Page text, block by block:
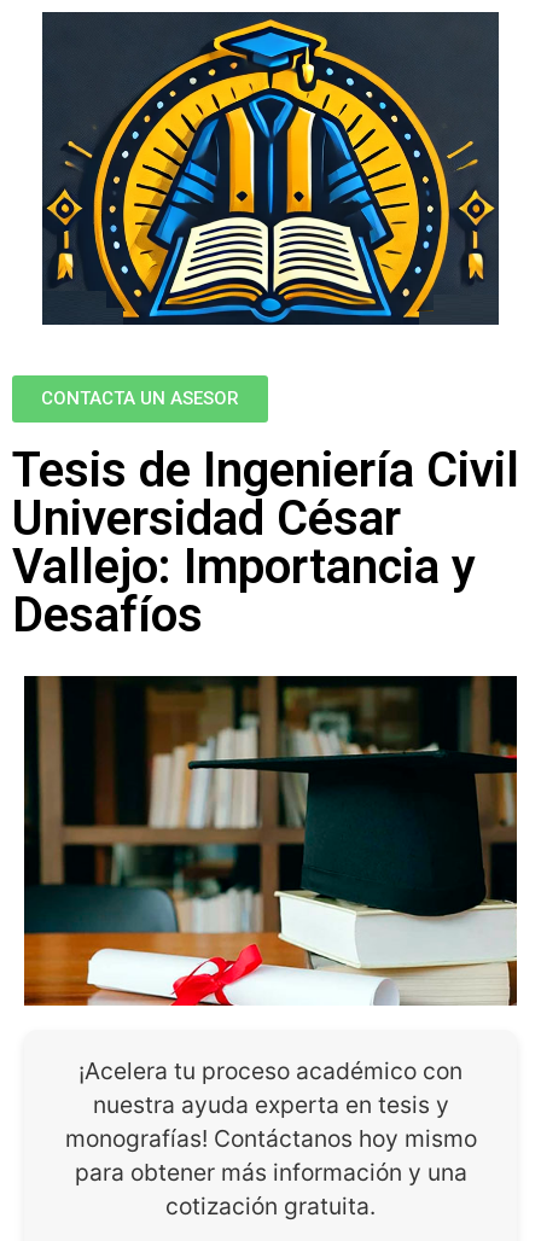
CONTACTA UN ASESOR
Tesis de Ingeniería Civil
Universidad César
Vallejo: Importancia y
Desafíos
¡Acelera tu proceso académico con
nuestra ayuda experta en tesis y
monografías! Contáctanos hoy mismo
para obtener más información y una
cotización gratuita.